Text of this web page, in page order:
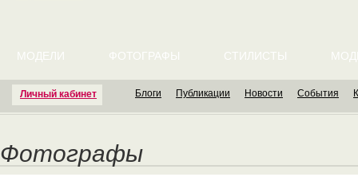
Личный кабинет
МОДЕЛИ ФОТОГРАФЫ СТИЛИСТЫ
Блоги Публикации Новости События
Фотографы